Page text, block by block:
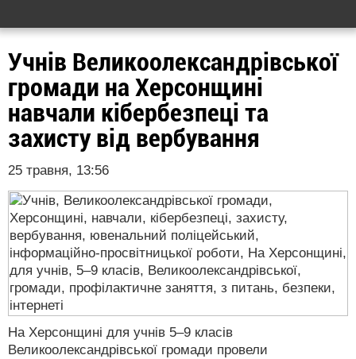
Учнів Великоолександрівської
громади на Херсонщині
навчали кібербезпеці та
захисту від вербування
25 травня, 13:56
На Херсонщині для учнів 5–9 класів
Великоолександрівської громади провели